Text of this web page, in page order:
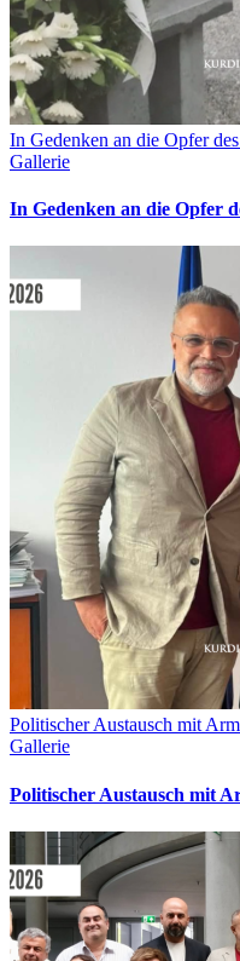
In Gedenken an die Opfer
Gallerie
In Gedenken an die Opfer
Politischer Austausch mit
Gallerie
Politischer Austausch mit